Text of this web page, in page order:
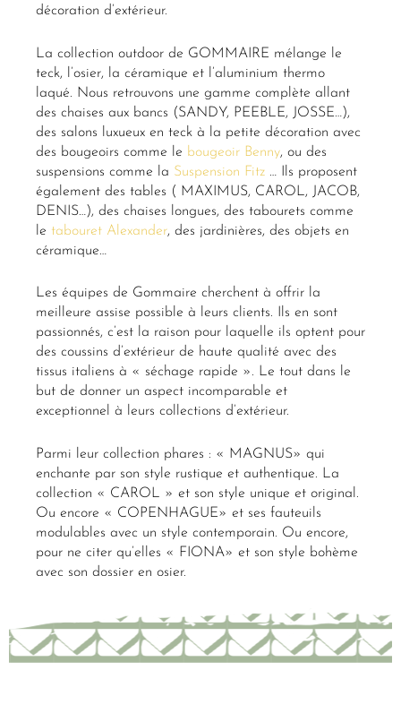
décoration d’extérieur.
La collection outdoor de GOMMAIRE mélange le
teck, l’osier, la céramique et l’aluminium thermo
laqué. Nous retrouvons une gamme complète allant
des chaises aux bancs (SANDY, PEEBLE, JOSSE…),
des salons luxueux en teck à la petite décoration avec
des bougeoirs comme le bougeoir Benny, ou des
suspensions comme la Suspension Fitz … Ils proposent
également des tables ( MAXIMUS, CAROL, JACOB,
DENIS…), des chaises longues, des tabourets comme
le tabouret Alexander, des jardinières, des objets en
céramique…
Les équipes de Gommaire cherchent à offrir la
meilleure assise possible à leurs clients. Ils en sont
passionnés, c’est la raison pour laquelle ils optent pour
des coussins d’extérieur de haute qualité avec des
tissus italiens à « séchage rapide ». Le tout dans le
but de donner un aspect incomparable et
exceptionnel à leurs collections d’extérieur.
Parmi leur collection phares : « MAGNUS» qui
enchante par son style rustique et authentique. La
collection « CAROL » et son style unique et original.
Ou encore « COPENHAGUE» et ses fauteuils
modulables avec un style contemporain. Ou encore,
pour ne citer qu’elles « FIONA» et son style bohème
avec son dossier en osier.